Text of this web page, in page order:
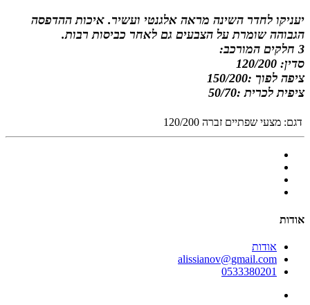
יעניקו לחדר השינה מראה אלגנטי ועשיר. איכות ההדפסה
הגבוהה שומרת על הצבעים גם לאחר כביסות רבות.
3 חלקים המורכב:
סדין: 120/200
ציפה לפוך :150/200
ציפית לכרית :50/70
דגם: מצעי שפתיים זברה 120/200
אודות
אודות
alissianov@gmail.com
0533380201